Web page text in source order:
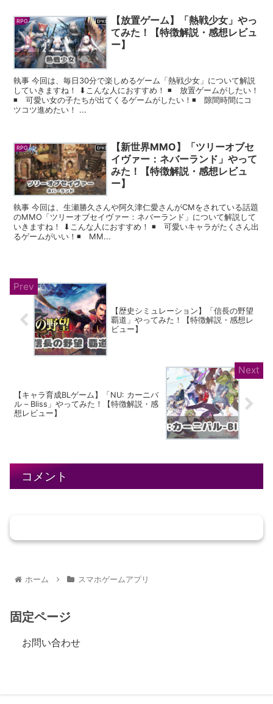
RPG
【放置ゲーム】「熱戦少女」やっ
てみた！【特徴解説・感想レビュ
ー】
執事 今回は、毎日30分で楽しめるゲーム「熱戦少女」について解説
していきますね！ ⬇︎こんな人におすすめ！ ◾️ 放置ゲームがしたい！
◾️ 可愛い女の子たちが出てくるゲームがしたい！◾️ 隙間時間にコ
ツコツ進めたい！ ...
RPG
【新世界MMO】「ツリーオブセ
イヴァー：ネバーランド」やって
みた！【特徴解説・感想レビュ
ー】
執事 今回は、生瀬勝久さんや阿久津仁愛さんがCMをされている話題
のMMO「ツリーオブセイヴァー：ネバーランド」について解説して
いきますね！ ⬇︎こんな人におすすめ！ ◾️ 可愛いキャラがたくさん出
るゲームがいい！◾️ MM...
【歴史シミュレーション】「信長の野望
覇道」やってみた！【特徴解説・感想レ
ビュー】
【キャラ育成BLゲーム】「NU: カーニバ
ル – Bliss」やってみた！【特徴解説・感
想レビュー】
コメント
ホーム スマホゲームアプリ
固定ページ
お問い合わせ